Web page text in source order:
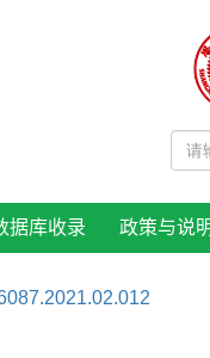
据库收录 政策与说